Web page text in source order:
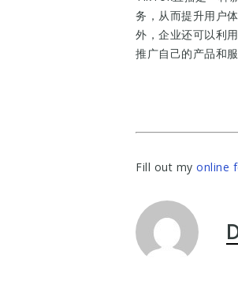
务，从而提升用户
外，企业还可以利
推广自己的产品和
Fill out my online